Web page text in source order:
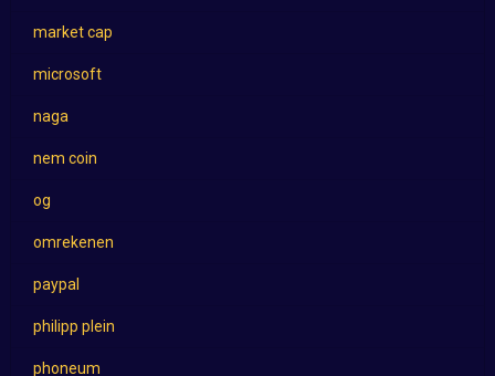
market cap
microsoft
naga
nem coin
og
omrekenen
paypal
philipp plein
phoneum